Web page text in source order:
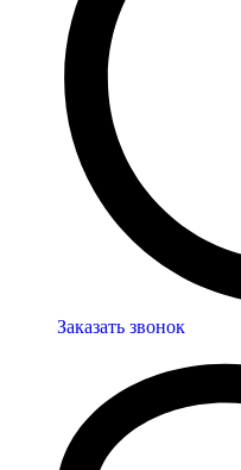
Заказать звонок